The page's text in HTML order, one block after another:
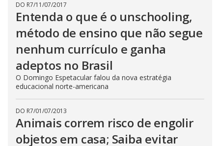
DO R7/11/07/2017
Entenda o que é o unschooling,
método de ensino que não segue
nenhum currículo e ganha
adeptos no Brasil
O Domingo Espetacular falou da nova estratégia
educacional norte-americana
DO R7/01/07/2013
Animais correm risco de engolir
objetos em casa; Saiba evitar